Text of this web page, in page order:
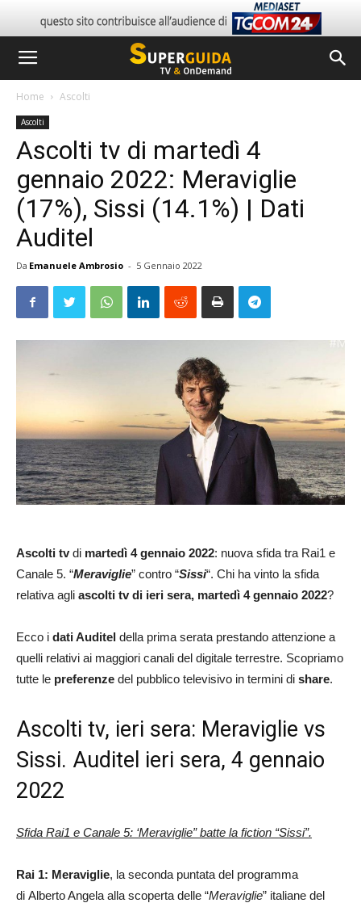
Home Ascolti
Ascolti
Ascolti tv di martedì 4
gennaio 2022: Meraviglie
(17%), Sissi (14.1%) | Dati
Auditel
Da Emanuele Ambrosio - 5 Gennaio 2022
Ascolti tvdi martedì 4 gennaio 2022: nuova sfida tra Rai1 e
Canale 5. “Meraviglie” contro “Sissi“. Chi ha vinto la sfida
relativa agli ascolti tv di ieri sera, martedì 4 gennaio 2022?
Ecco i dati Auditel della prima serata prestando attenzione a
quelli relativi ai maggiori canali del digitale terrestre. Scopriamo
tutte le preferenze del pubblico televisivo in termini di share.
Ascolti tv, ieri sera: Meraviglie vs
Sissi. Auditel ieri sera, 4 gennaio
2022
Sfida Rai1 e Canale 5: ‘Meraviglie” batte la fiction “Sissi”.
Rai 1: Meraviglie, la seconda puntata del programma
di Alberto Angela alla scoperta delle “Meraviglie” italiane del